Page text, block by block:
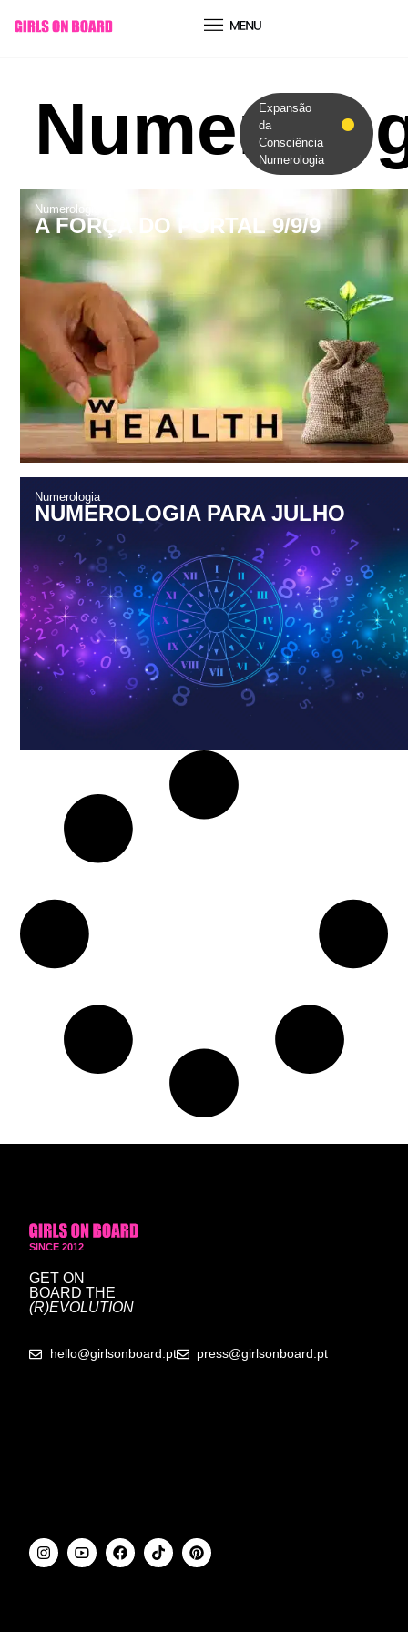
conteúdo
Expansão
da
Consciência
Numerologia
Numerologia
A FORÇA DO PORTAL 9/9/9
Numerologia
NUMEROLOGIA PARA JULHO
SINCE 2012
GET ON
BOARD THE
(R)EVOLUTION
hello@girlsonboard.pt press@girlsonboard.pt